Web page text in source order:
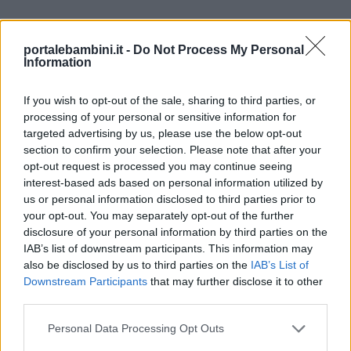
portalebambini.it - Do Not Process My Personal
Information
If you wish to opt-out of the sale, sharing to third parties, or
processing of your personal or sensitive information for
targeted advertising by us, please use the below opt-out
section to confirm your selection. Please note that after your
opt-out request is processed you may continue seeing
interest-based ads based on personal information utilized by
us or personal information disclosed to third parties prior to
your opt-out. You may separately opt-out of the further
disclosure of your personal information by third parties on the
IAB’s list of downstream participants. This information may
also be disclosed by us to third parties on the IAB’s List of
Downstream Participants that may further disclose it to other
Personal Data Processing Opt Outs
Passiamo ai laboratori “tattili”: realizzare dei
modelli tridimensionali significa assicurare un
apprendimento efficace, capace di unire la
dimensione cognitiva a quella psicomotoria. Noi
abbiamo realizzato queste cellule con la
gomma crepla, ma puoi utilizzare il feltroallo